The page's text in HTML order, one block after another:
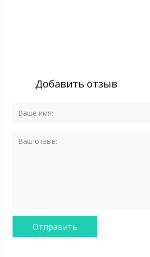
Добавить отзыв